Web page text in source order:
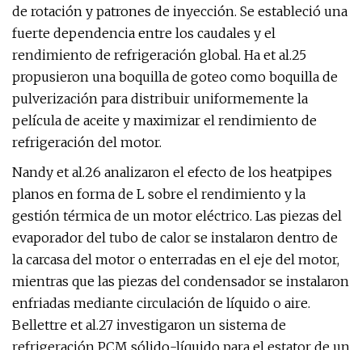
de rotación y patrones de inyección. Se estableció una
fuerte dependencia entre los caudales y el
rendimiento de refrigeración global. Ha et al.25
propusieron una boquilla de goteo como boquilla de
pulverización para distribuir uniformemente la
película de aceite y maximizar el rendimiento de
refrigeración del motor.
Nandy et al.26 analizaron el efecto de los heatpipes
planos en forma de L sobre el rendimiento y la
gestión térmica de un motor eléctrico. Las piezas del
evaporador del tubo de calor se instalaron dentro de
la carcasa del motor o enterradas en el eje del motor,
mientras que las piezas del condensador se instalaron
enfriadas mediante circulación de líquido o aire.
Bellettre et al.27 investigaron un sistema de
refrigeración PCM sólido-líquido para el estator de un